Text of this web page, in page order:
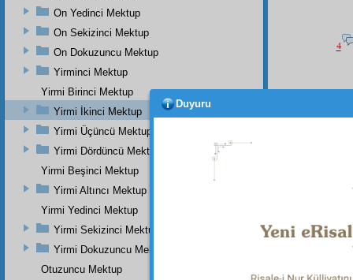
4
On Yedinci Mektup
On Sekizinci Mektup
On Dokuzuncu Mektup
Yirminci Mektup
Yirmi Birinci Mektup
Yirmi İkinci Mektup
Yirmi Üçüncü Mektup
Yirmi Dördüncü Mektup
Yirmi Beşinci Mektup
Yirmi Altıncı Mektup
Yirmi Yedinci Mektup
Yirmi Sekizinci Mektup
Yirmi Dokuzuncu Mektup
Otuzuncu Mektup
Duyuru